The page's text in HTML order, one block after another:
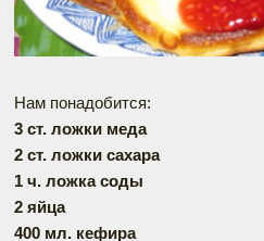
Нам понадобится:
3 ст. ложки меда
2 ст. ложки сахара
1 ч. ложка соды
2 яйца
400 мл. кефира